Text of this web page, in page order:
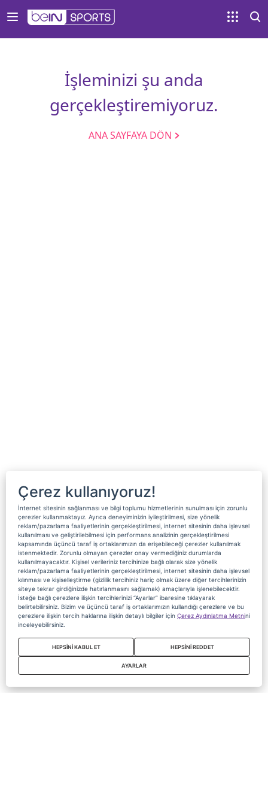
İşleminizi şu anda
gerçekleştiremiyoruz.
ANA SAYFAYA DÖN
Çerez kullanıyoruz!
İnternet sitesinin sağlanması ve bilgi toplumu hizmetlerinin sunulması için zorunlu
çerezler kullanmaktayız. Ayrıca deneyiminizin iyileştirilmesi, size yönelik
reklam/pazarlama faaliyetlerinin gerçekleştirilmesi, internet sitesinin daha işlevsel
kullanılması ve geliştirilebilmesi için performans analizinin gerçekleştirilmesi
kapsamında üçüncü taraf iş ortaklarımızın da erişebileceği çerezler kullanılmak
istenmektedir. Zorunlu olmayan çerezler onay vermediğiniz durumlarda
kullanılmayacaktır. Kişisel verileriniz tercihinize bağlı olarak size yönelik
reklam/pazarlama faaliyetlerinin gerçekleştirilmesi, internet sitesinin daha işlevsel
kılınması ve kişiselleştirme (gizlilik tercihiniz hariç olmak üzere diğer tercihlerinizin
siteye tekrar girdiğinizde hatırlanmasını sağlamak) amaçlarıyla işlenebilecektir.
İsteğe bağlı çerezlere ilişkin tercihlerinizi “Ayarlar” ibaresine tıklayarak
belirtebilirsiniz. Bizim ve üçüncü taraf iş ortaklarımızın kullandığı çerezlere ve bu
çerezlere ilişkin tercih haklarına ilişkin detaylı bilgiler için Çerez Aydınlatma Metnini
inceleyebilirsiniz.
HEPSİNİ KABUL ET HEPSİNİ REDDET
AYARLAR